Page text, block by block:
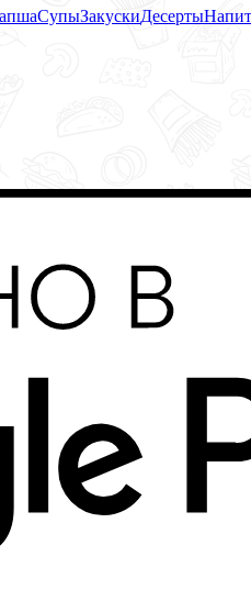
СупыЗакускиДесерты